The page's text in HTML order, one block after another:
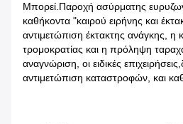
Μπορεί.Παροχή ασύρματης
καθήκοντα "καιρού ειρήνης και
αντιμετώπιση έκτακτης ανάγκης, η
τρομοκρατίας και η πρόληψη
αναγνώριση, οι ειδικές
αντιμετώπιση καταστροφών, και